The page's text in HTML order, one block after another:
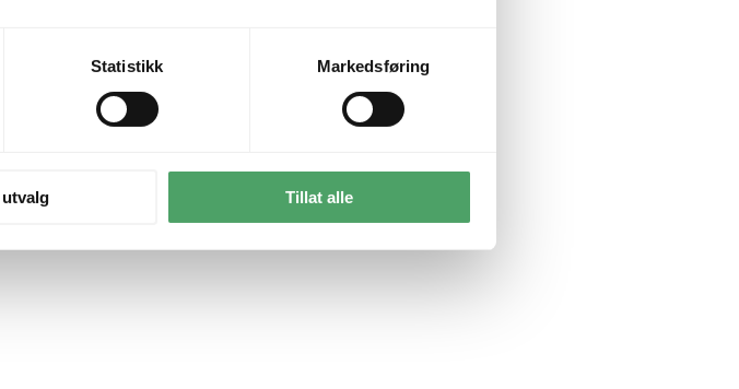
Statistikk Markedsføring
Tillat alle